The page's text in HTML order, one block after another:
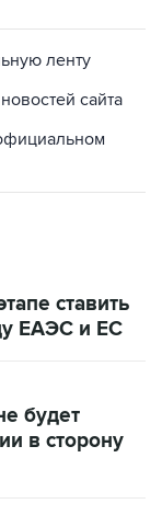
ленту
сайта
ставить
ЕАЭС и ЕС
будет
в сторону